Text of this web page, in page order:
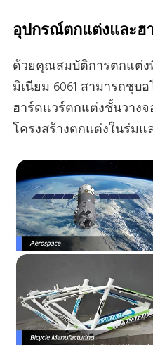
อุปกรณ์ตกแต่งและฮ
ด้วยคุณสมบัติการตกแต่ง
มิเนียม 6061 สามารถชุบ
ฮาร์ดแวร์ตกแต่งชั้นวาง
โครงสร้างตกแต่งในร่มแ